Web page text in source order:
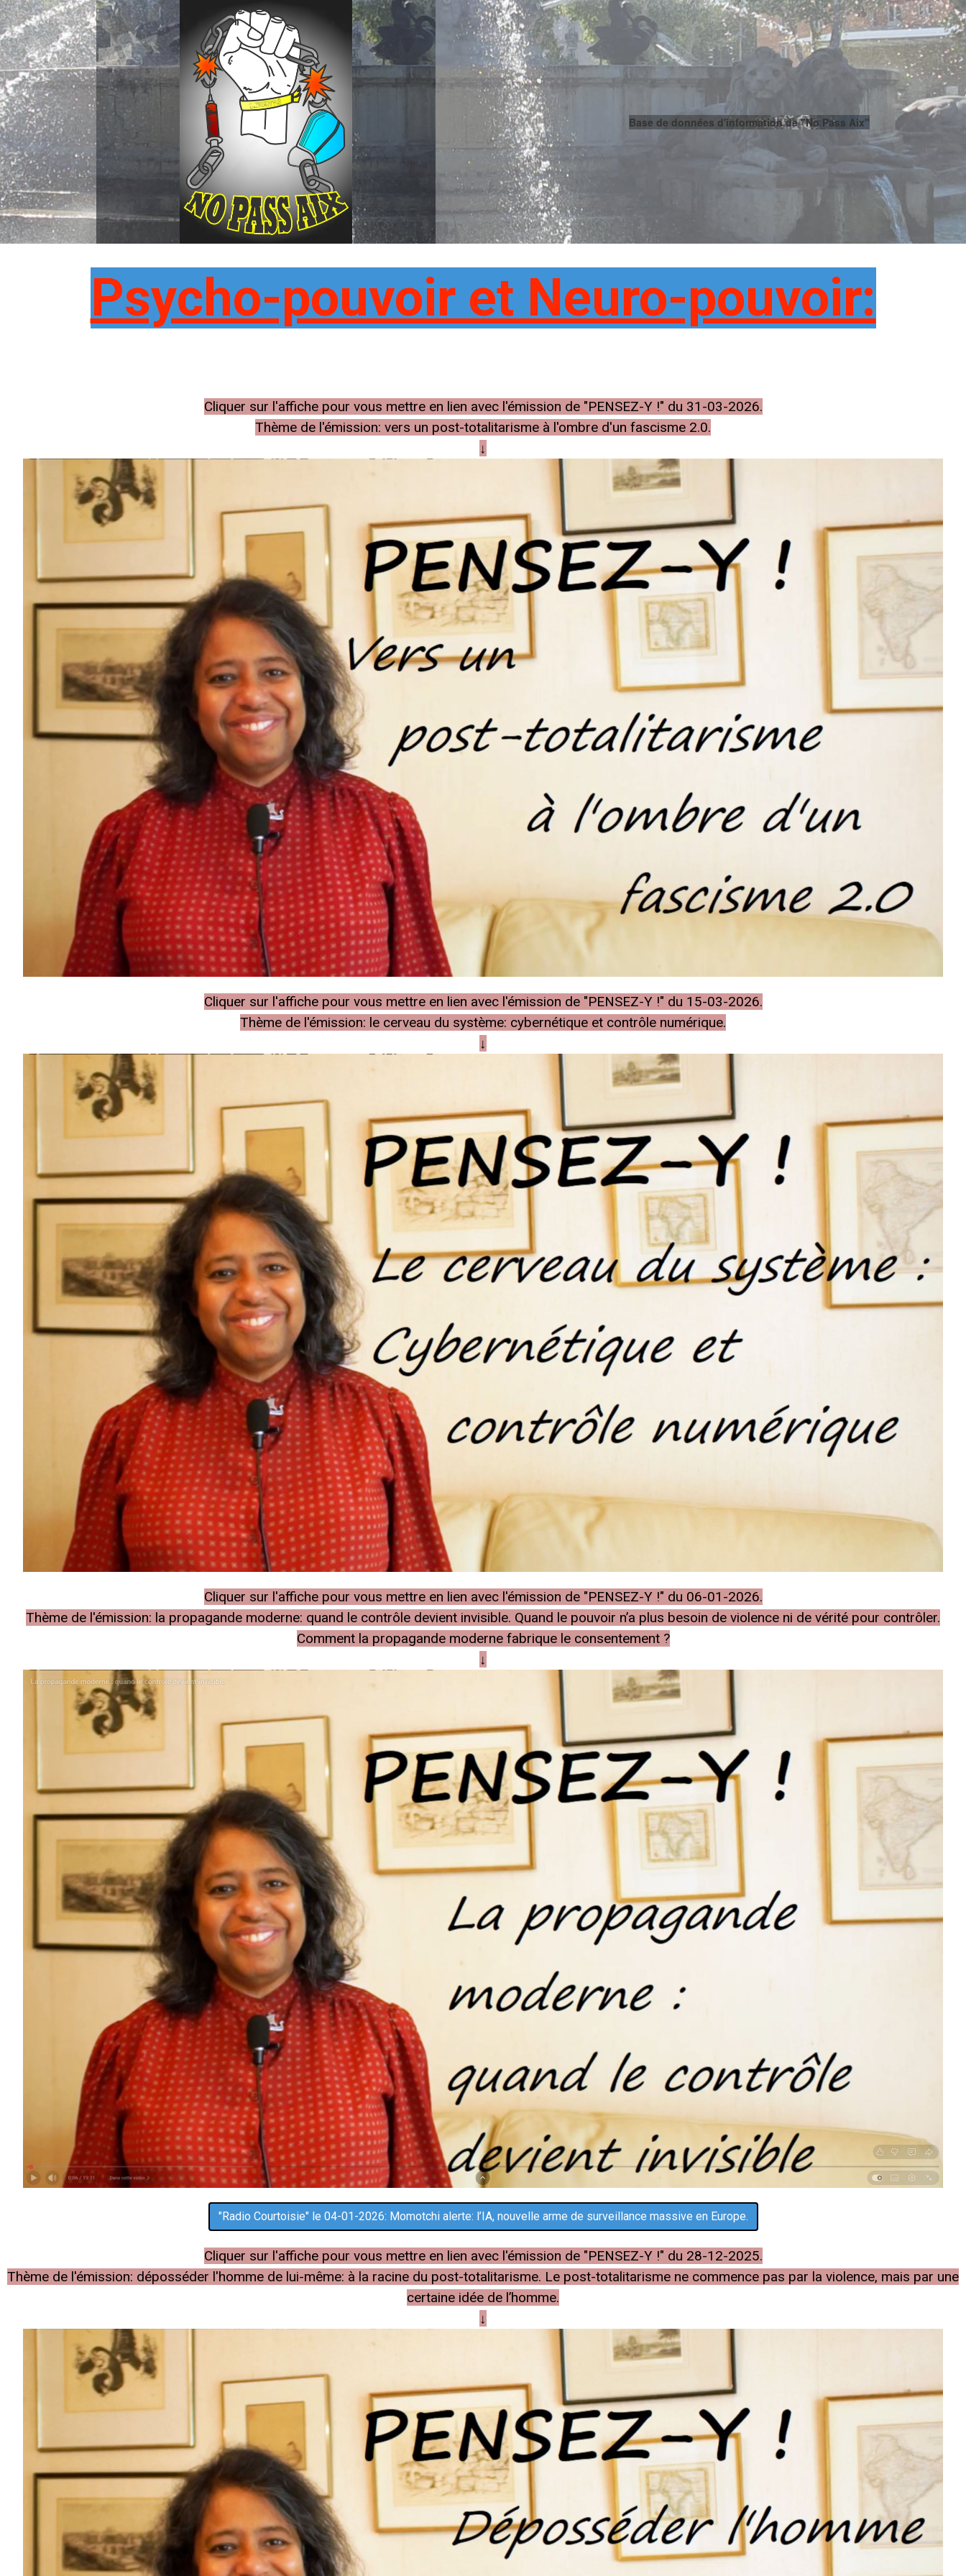
Base de données d'information de "No Pass Aix"
Psycho-pouvoir et Neuro-pouvoir:
Cliquer sur l'affiche pour vous mettre en lien avec l'émission de "PENSEZ-Y !" du 31-03-2026.
Thème de l'émission: vers un post-totalitarisme à l'ombre d'un fascisme 2.0.
↓
Cliquer sur l'affiche pour vous mettre en lien avec l'émission de "PENSEZ-Y !" du 15-03-2026.
Thème de l'émission: le cerveau du système: cybernétique et contrôle numérique.
↓
Cliquer sur l'affiche pour vous mettre en lien avec l'émission de "PENSEZ-Y !" du 06-01-2026.
Thème de l'émission: la propagande moderne: quand le contrôle devient invisible. Quand le pouvoir n’a plus besoin de violence ni de vérité pour contrôler.
Comment la propagande moderne fabrique le consentement ?
↓
"Radio Courtoisie" le 04-01-2026: Momotchi alerte: l’IA, nouvelle arme de surveillance massive en Europe.
Cliquer sur l'affiche pour vous mettre en lien avec l'émission de "PENSEZ-Y !" du 28-12-2025.
Thème de l'émission: déposséder l'homme de lui-même: à la racine du post-totalitarisme. Le post-totalitarisme ne commence pas par la violence, mais par une
certaine idée de l’homme.
↓